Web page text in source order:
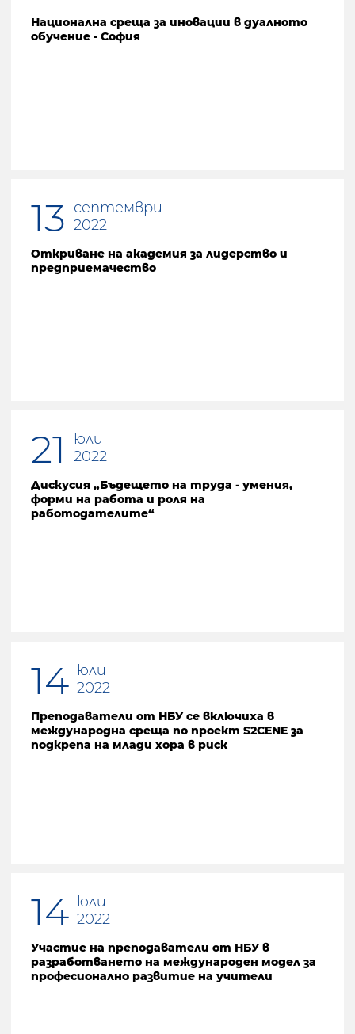
Национална среща за иновации в дуалното
обучение - София
13 септември
2022
Откриване на академия за лидерство и
предприемачество
21
юли
2022
Дискусия „Бъдещето на труда - умения,
форми на работа и роля на
работодателите“
14 юли
2022
Преподаватели от НБУ се включиха в
международна среща по проект S2CENE за
подкрепа на млади хора в риск
14 юли
2022
Участие на преподаватели от НБУ в
разработването на международен модел за
професионално развитие на учители